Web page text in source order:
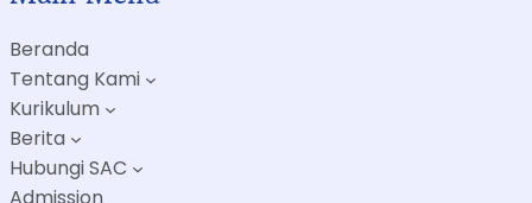
Beranda
Tentang Kami
Kurikulum
Berita
Hubungi SAC